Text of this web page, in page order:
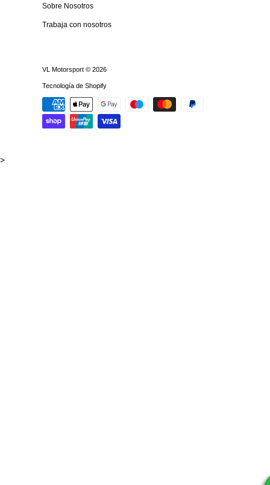
Sobre Nosotros
Trabaja con nosotros
VL Motorsport © 2026
Tecnología de Shopify
>